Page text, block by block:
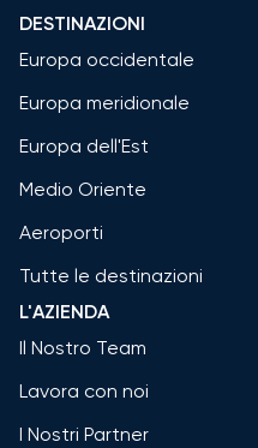
DESTINAZIONI
Europa occidentale
Europa meridionale
Europa dell'Est
Medio Oriente
Aeroporti
Tutte le destinazioni
L'AZIENDA
Il Nostro Team
Lavora con noi
I Nostri Partner